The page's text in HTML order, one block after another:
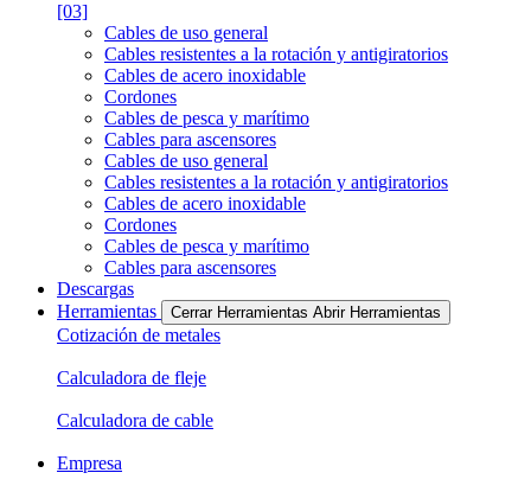
[03]
Cables de uso general
Cables resistentes a la rotación y antigiratorios
Cables de acero inoxidable
Cordones
Cables de pesca y marítimo
Cables para ascensores
Cables de uso general
Cables resistentes a la rotación y antigiratorios
Cables de acero inoxidable
Cordones
Cables de pesca y marítimo
Cables para ascensores
Descargas
Herramientas
Cerrar Herramientas Abrir Herramientas
Cotización de metales
Calculadora de fleje
Calculadora de cable
Empresa